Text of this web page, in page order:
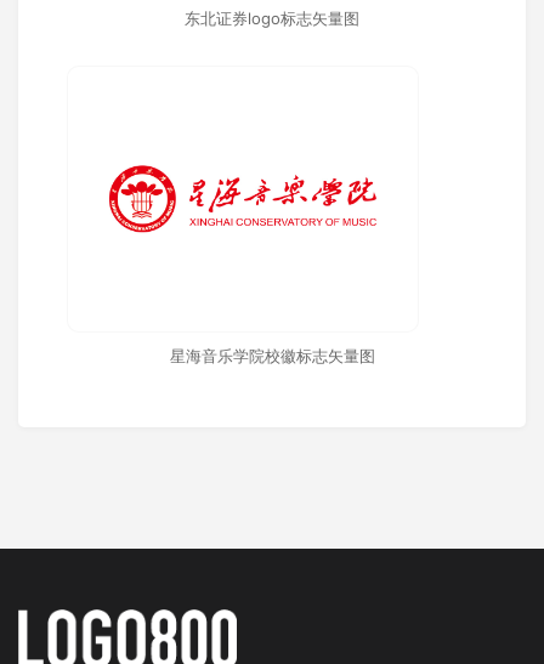
东北证券logo标志矢量图
星海音乐学院校徽标志矢量图